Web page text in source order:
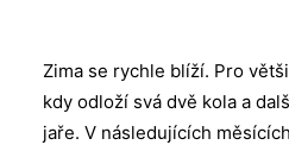
Zima se rychle blíží. Pro
kdy odloží svá dvě kola a
jaře. V následujících